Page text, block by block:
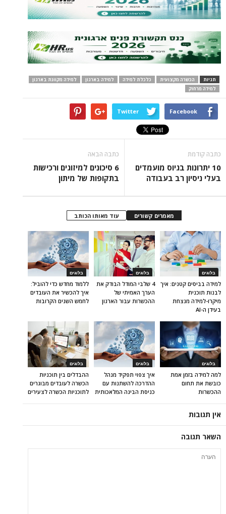
תגיות הכשרה מקצועית כלכלת למידה למידה בארגון
למידה מקוונת בארגון
למידה מרחוק
Facebook
Twitter
כתבה קודמת
10 יתרונות בגיוס מועמדים
בעלי ניסיון רב בעבודה
כתבה הבאה
6 סיכונים למיזוגים ורכישות
בתקופות של מיתון
מאמרים קשורים עוד מאותו הכותב
בלוגים
ללמוד מחדש כדי להוביל:
איך להכשיר את העובדים
לחמש השנים הקרובות
בלוגים
4 שלבי המודל הבודק את
הערך האמיתי של
ההכשרות עבור הארגון
בלוגים
למידה בביסים קטנים: איך
לבנות תוכנית
מיקרו-למידה מנצחת
בעידן ה-AI
בלוגים
ההבדלים בין תוכניות
הכשרה לעובדים מבוגרים
לתוכניות הכשרה לצעירים
בלוגים
איך צפוי תפקיד מנהל
ההדרכה להשתנות עם
כניסת הבינה המלאכותית
בלוגים
למה למידה בזמן אמת
כובשת את תחום
ההכשרות
אין תגובות
השאר תגובה